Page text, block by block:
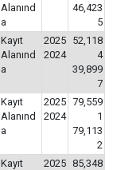
Alanınd
a
46,423
5
Kayıt
Alanınd
a
2025
2024
52,118
4
39,899
7
Kayıt
Alanınd
a
2025
2024
79,559
1
79,113
2
Kayıt
2025 85,348